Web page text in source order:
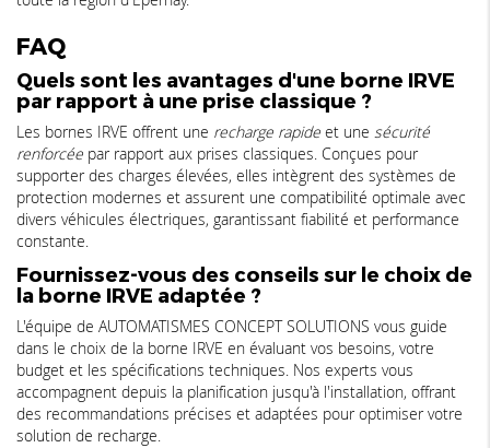
FAQ
Quels sont les avantages d'une borne IRVE
par rapport à une prise classique ?
Les bornes IRVE offrent une recharge rapide et une sécurité
renforcée par rapport aux prises classiques. Conçues pour
supporter des charges élevées, elles intègrent des systèmes de
protection modernes et assurent une compatibilité optimale avec
divers véhicules électriques, garantissant fiabilité et performance
constante.
Fournissez-vous des conseils sur le choix de
la borne IRVE adaptée ?
L'équipe de AUTOMATISMES CONCEPT SOLUTIONS vous guide
dans le choix de la borne IRVE en évaluant vos besoins, votre
budget et les spécifications techniques. Nos experts vous
accompagnent depuis la planification jusqu'à l'installation, offrant
des recommandations précises et adaptées pour optimiser votre
solution de recharge.